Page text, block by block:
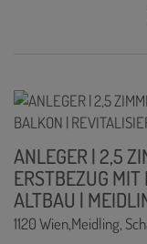
ANLEGER | 2,5
ERSTBEZUG
ALTBAU |
1120 Wien,Meidling,